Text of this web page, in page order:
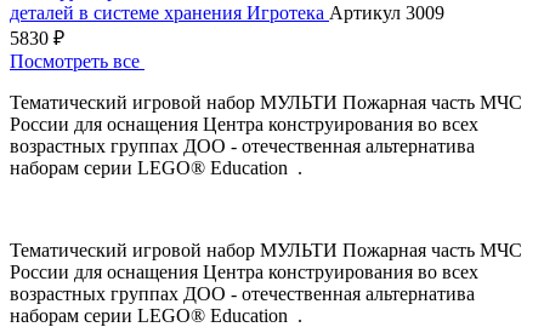
деталей в системе хранения Игротека Артикул 3009
5830 ₽
Посмотреть все
Тематический игровой набор МУЛЬТИ Пожарная часть МЧС
России для оснащения Центра конструирования во всех
возрастных группах ДОО - отечественная альтернатива
наборам серии LEGO® Education .
Тематический игровой набор МУЛЬТИ Пожарная часть МЧС
России для оснащения Центра конструирования во всех
возрастных группах ДОО - отечественная альтернатива
наборам серии LEGO® Education .